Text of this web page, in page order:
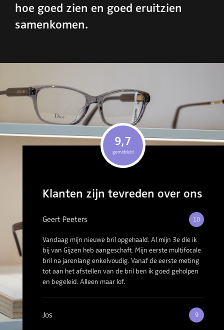
hoe goed zien en goed eruitzien
samenkomen.
Klanten zijn tevreden over ons
Geert Peeters 10
Vandaag mijn nieuwe bril opgehaald. Al mijn 3e die ik
bij van Gijzen heb aangeschaft. Mijn eerste multifocale
bril na jarenlang enkelvoudig. Vanaf de eerste meting
tot aan het afstellen van de bril ben ik goed geholpen
en begeleid. Alleen maar lof.
Jos 9
9,7
gemiddeld